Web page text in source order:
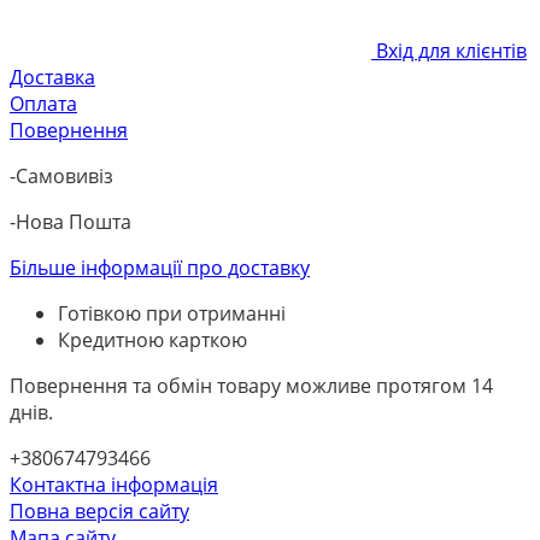
Вхід для клієнтів
Доставка
Оплата
Повернення
-Самовивіз
-Нова Пошта
Більше інформації про доставку
Готівкою при отриманні
Кредитною карткою
Повернення та обмін товару можливе протягом 14
днів.
+380674793466
Контактна інформація
Повна версія сайту